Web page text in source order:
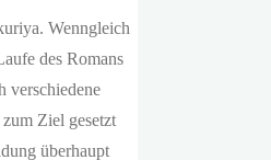
Wenngleich
des Romans
verschiedene
Ziel gesetzt
überhaupt